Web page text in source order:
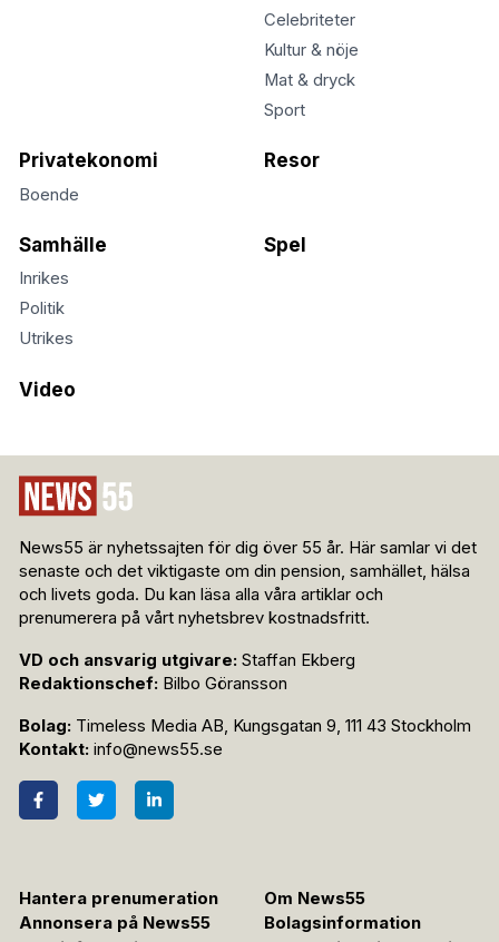
Celebriteter
Kultur & nöje
Mat & dryck
Sport
Privatekonomi
Boende
Resor
Samhälle
Inrikes
Politik
Utrikes
Spel
Video
News55 är nyhetssajten för dig över 55 år. Här samlar vi det
senaste och det viktigaste om din pension, samhället, hälsa
och livets goda. Du kan läsa alla våra artiklar och
prenumerera på vårt nyhetsbrev kostnadsfritt.
VD och ansvarig utgivare: Staffan Ekberg
Redaktionschef: Bilbo Göransson
Bolag: Timeless Media AB, Kungsgatan 9, 111 43 Stockholm
Kontakt: info@news55.se
Hantera prenumeration
Om News55
Annonsera på News55
Bolagsinformation